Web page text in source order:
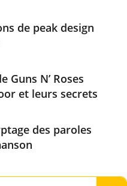
de peak design
Guns N’ Roses
et leurs secrets
des paroles